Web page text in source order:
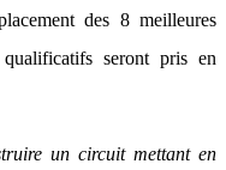
des 8 meilleures
seront pris en
un circuit mettant en